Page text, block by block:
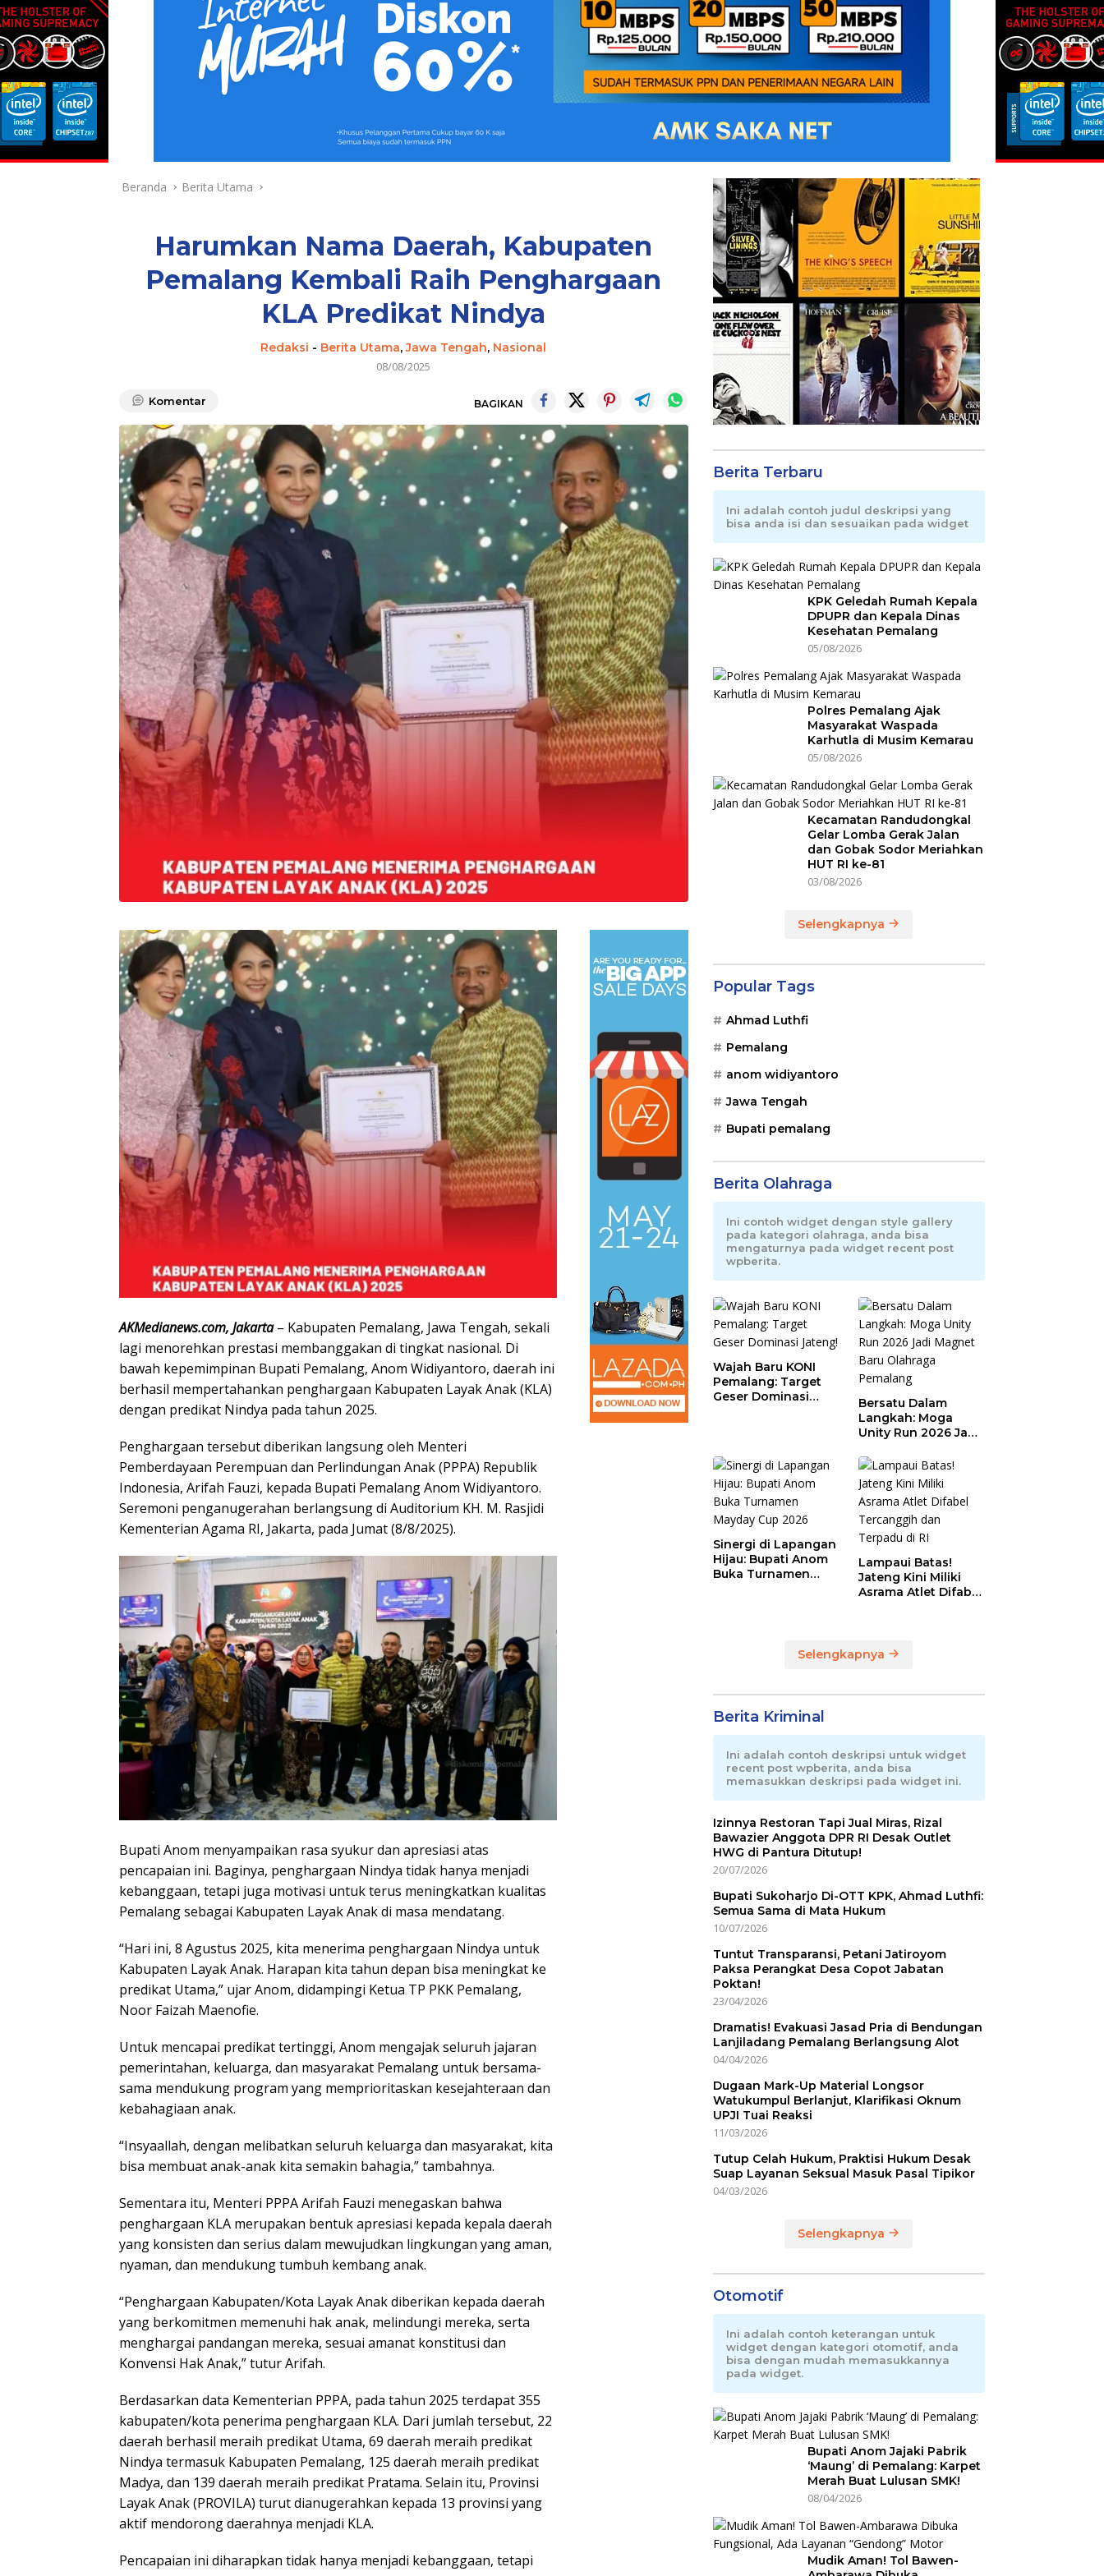
Beranda Berita Utama
Harumkan Nama Daerah, Kabupaten
Pemalang Kembali Raih Penghargaan
KLA Predikat Nindya
Redaksi - Berita Utama,Jawa Tengah, Nasional
08/08/2025
Komentar BAGIKAN
AKMedianews.com, Jakarta– Kabupaten Pemalang, Jawa Tengah, sekali
lagi menorehkan prestasi membanggakan di tingkat nasional. Di
bawah kepemimpinan Bupati Pemalang, Anom Widiyantoro, daerah ini
berhasil mempertahankan penghargaan Kabupaten Layak Anak (KLA)
dengan predikat Nindya pada tahun 2025.
Penghargaan tersebut diberikan langsung oleh Menteri
Pemberdayaan Perempuan dan Perlindungan Anak (PPPA) Republik
Indonesia, Arifah Fauzi, kepada Bupati Pemalang Anom Widiyantoro.
Seremoni penganugerahan berlangsung di Auditorium KH. M. Rasjidi
Kementerian Agama RI, Jakarta, pada Jumat (8/8/2025).
Bupati Anom menyampaikan rasa syukur dan apresiasi atas
pencapaian ini. Baginya, penghargaan Nindya tidak hanya menjadi
kebanggaan, tetapi juga motivasi untuk terus meningkatkan kualitas
Pemalang sebagai Kabupaten Layak Anak di masa mendatang.
“Hari ini, 8 Agustus 2025, kita menerima penghargaan Nindya untuk
Kabupaten Layak Anak. Harapan kita tahun depan bisa meningkat ke
predikat Utama,” ujar Anom, didampingi Ketua TP PKK Pemalang,
Noor Faizah Maenofie.
Untuk mencapai predikat tertinggi, Anom mengajak seluruh jajaran
pemerintahan, keluarga, dan masyarakat Pemalang untuk bersama-
sama mendukung program yang memprioritaskan kesejahteraan dan
kebahagiaan anak.
“Insyaallah, dengan melibatkan seluruh keluarga dan masyarakat, kita
bisa membuat anak-anak kita semakin bahagia,” tambahnya.
Sementara itu, Menteri PPPA Arifah Fauzi menegaskan bahwa
penghargaan KLA merupakan bentuk apresiasi kepada kepala daerah
yang konsisten dan serius dalam mewujudkan lingkungan yang aman,
nyaman, dan mendukung tumbuh kembang anak.
“Penghargaan Kabupaten/Kota Layak Anak diberikan kepada daerah
yang berkomitmen memenuhi hak anak, melindungi mereka, serta
menghargai pandangan mereka, sesuai amanat konstitusi dan
Konvensi Hak Anak,” tutur Arifah.
Berdasarkan data Kementerian PPPA, pada tahun 2025 terdapat 355
kabupaten/kota penerima penghargaan KLA. Dari jumlah tersebut, 22
daerah berhasil meraih predikat Utama, 69 daerah meraih predikat
Nindya termasuk Kabupaten Pemalang, 125 daerah meraih predikat
Madya, dan 139 daerah meraih predikat Pratama. Selain itu, Provinsi
Layak Anak (PROVILA) turut dianugerahkan kepada 13 provinsi yang
aktif mendorong daerahnya menjadi KLA.
Pencapaian ini diharapkan tidak hanya menjadi kebanggaan, tetapi
Berita Terbaru
Ini adalah contoh judul deskripsi yang
bisa anda isi dan sesuaikan pada widget
KPK Geledah Rumah Kepala
DPUPR dan Kepala Dinas
Kesehatan Pemalang
05/08/2026
Polres Pemalang Ajak
Masyarakat Waspada
Karhutla di Musim Kemarau
05/08/2026
Kecamatan Randudongkal
Gelar Lomba Gerak Jalan
dan Gobak Sodor Meriahkan
HUT RI ke-81
03/08/2026
Selengkapnya
Popular Tags
Ahmad Luthfi
Pemalang
anom widiyantoro
Jawa Tengah
Bupati pemalang
Berita Olahraga
Ini contoh widget dengan style gallery
pada kategori olahraga, anda bisa
mengaturnya pada widget recent post
wpberita.
Wajah Baru KONI
Pemalang: Target
Geser Dominasi
Bersatu Dalam
Langkah: Moga
Unity Run 2026 Jadi
Olahraga Pemalang
Sinergi di Lapangan
Hijau: Bupati Anom
Buka Turnamen
Lampaui Batas!
Jateng Kini Miliki
Asrama Atlet Difabel
Selengkapnya
Berita Kriminal
Ini adalah contoh deskripsi untuk widget
recent post wpberita, anda bisa
memasukkan deskripsi pada widget ini.
Izinnya Restoran Tapi Jual Miras, Rizal
Bawazier Anggota DPR RI Desak Outlet
HWG di Pantura Ditutup!
20/07/2026
Bupati Sukoharjo Di-OTT KPK, Ahmad Luthfi:
Semua Sama di Mata Hukum
10/07/2026
Tuntut Transparansi, Petani Jatiroyom
Paksa Perangkat Desa Copot Jabatan
Poktan!
23/04/2026
Dramatis! Evakuasi Jasad Pria di Bendungan
Lanjiladang Pemalang Berlangsung Alot
04/04/2026
Dugaan Mark-Up Material Longsor
Watukumpul Berlanjut, Klarifikasi Oknum
UPJI Tuai Reaksi
11/03/2026
Tutup Celah Hukum, Praktisi Hukum Desak
Suap Layanan Seksual Masuk Pasal Tipikor
04/03/2026
Selengkapnya
Otomotif
Ini adalah contoh keterangan untuk
widget dengan kategori otomotif, anda
bisa dengan mudah memasukkannya
pada widget.
Bupati Anom Jajaki Pabrik
‘Maung’ di Pemalang: Karpet
Merah Buat Lulusan SMK!
08/04/2026
Mudik Aman! Tol Bawen-